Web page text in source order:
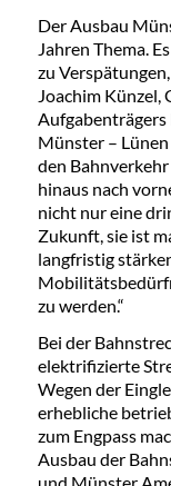
Der Ausbau
Jahren Thema.
zu
Joachim Künzel,
Aufgabenträgers
Münster –
den
hinaus nach
nicht nur eine
Zukunft, sie ist
langfristig
zu werden.“
Bei der
elektrifizierte
Wegen der
erhebliche
zum Engpass
Ausbau der